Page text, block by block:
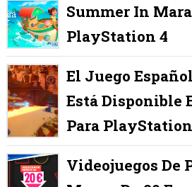
Summer In
PlayStation 4
El Juego
Está Disponible
Para PlayStation
Videojuegos De